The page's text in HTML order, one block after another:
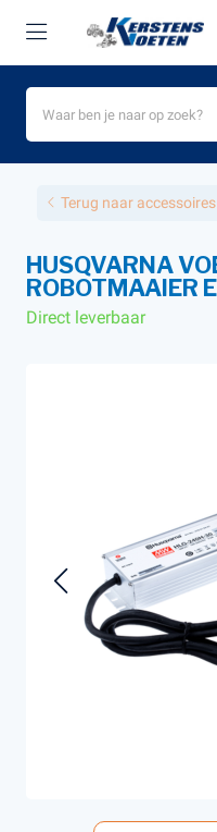
Terug naar
HUSQVARNA
ROBOTMAAIER
Direct leverbaar